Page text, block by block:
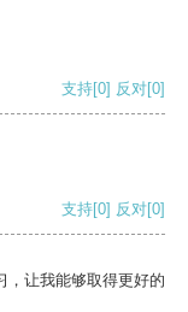
支持[0] 反对[0]
支持[0] 反对[0]
，让我能够取得更好的